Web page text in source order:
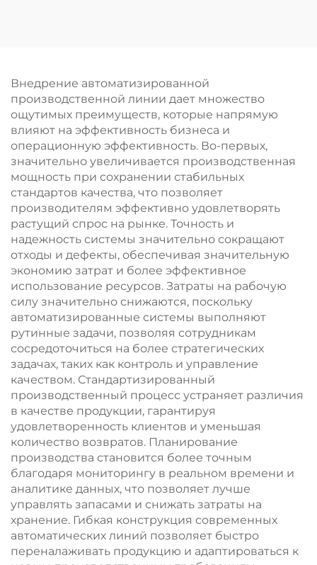
Внедрение автоматизированной
производственной линии дает множество
ощутимых преимуществ, которые напрямую
влияют на эффективность бизнеса и
операционную эффективность. Во-первых,
значительно увеличивается производственная
мощность при сохранении стабильных
стандартов качества, что позволяет
производителям эффективно удовлетворять
растущий спрос на рынке. Точность и
надежность системы значительно сокращают
отходы и дефекты, обеспечивая значительную
экономию затрат и более эффективное
использование ресурсов. Затраты на рабочую
силу значительно снижаются, поскольку
автоматизированные системы выполняют
рутинные задачи, позволяя сотрудникам
сосредоточиться на более стратегических
задачах, таких как контроль и управление
качеством. Стандартизированный
производственный процесс устраняет различия
в качестве продукции, гарантируя
удовлетворенность клиентов и уменьшая
количество возвратов. Планирование
производства становится более точным
благодаря мониторингу в реальном времени и
аналитике данных, что позволяет лучше
управлять запасами и снижать затраты на
хранение. Гибкая конструкция современных
автоматических линий позволяет быстро
переналаживать продукцию и адаптироваться к